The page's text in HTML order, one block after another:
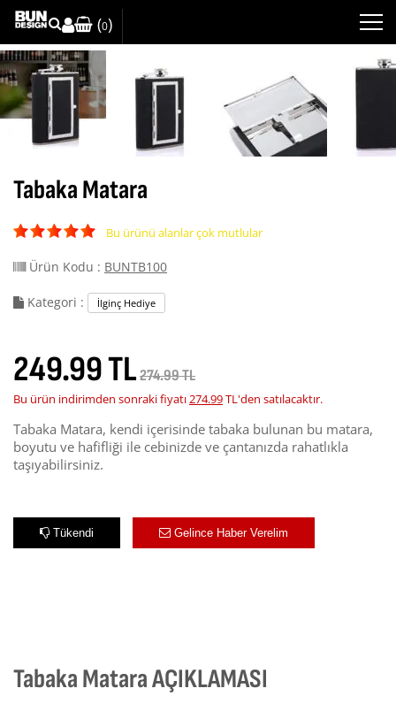
(0)
Tabaka Matara
Bu ürünü alanlar çok mutlular
Ürün Kodu : BUNTB100
Kategori : İlginç Hediye
249.99 TL274.99 TL
Bu ürün indirimden sonraki fiyatı274.99TL'den satılacaktır.
Tabaka Matara, kendi içerisinde tabaka bulunan bu matara,
boyutu ve hafifliği ile cebinizde ve çantanızda rahatlıkla
taşıyabilirsiniz.
Tükendi Gelince Haber Verelim
Tabaka Matara AÇIKLAMASI